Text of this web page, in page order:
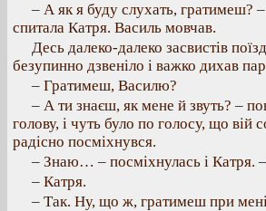
– А як я буду слухать, гратимеш?
спитала Катря. Василь мовчав.
Десь далеко-далеко засвистів
безупинно дзвеніло і важко дихав
– Гратимеш, Василю?
– А ти знаєш, як мене й звуть? –
голову, і чуть було по голосу, що вій
радісно посміхнувся.
– Знаю… – посміхнулась і Катря.
– Катря.
– Так. Ну, що ж, гратимеш при